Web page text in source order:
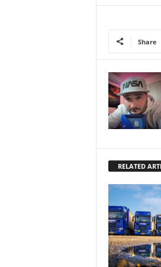
Share
RELATED